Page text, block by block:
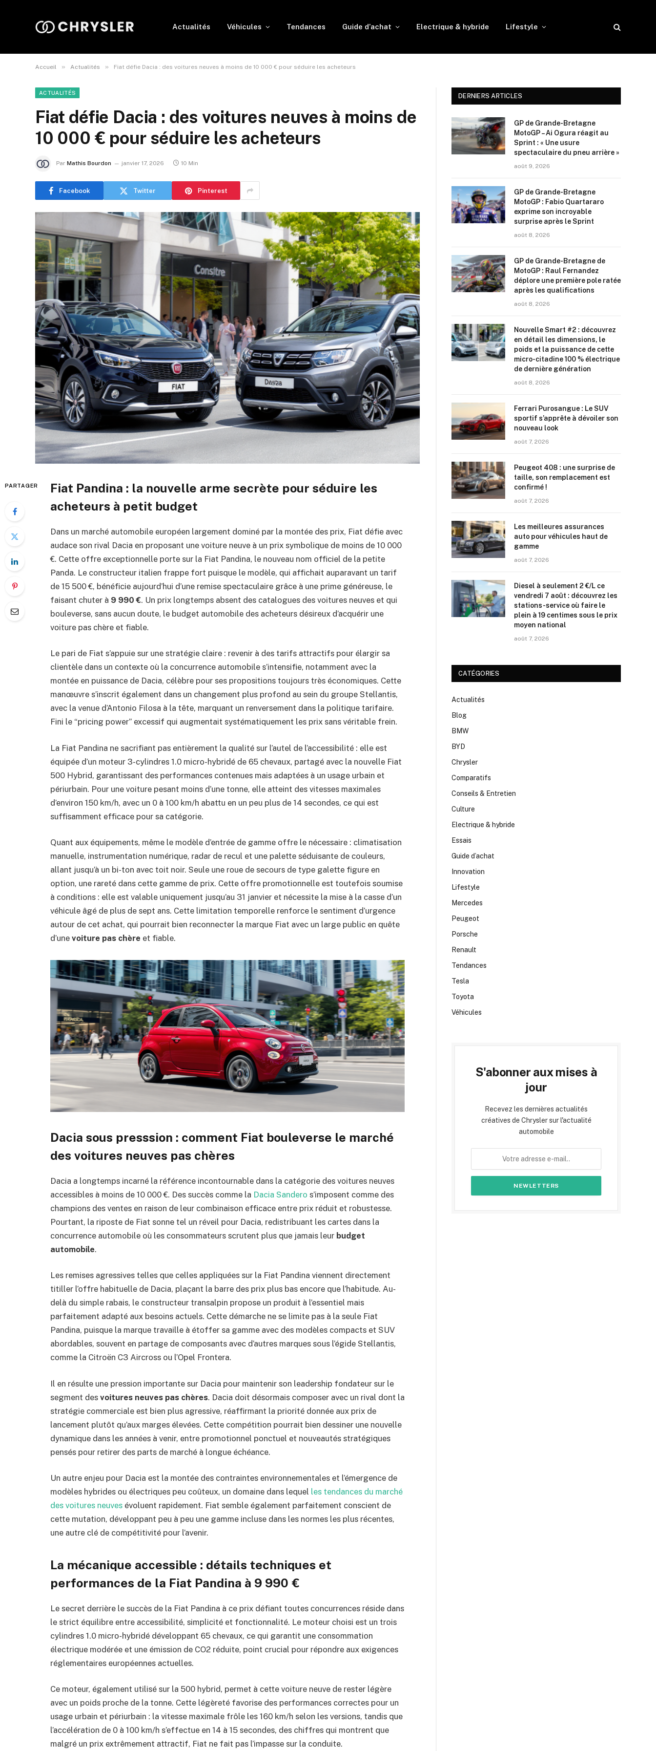
Actualités Véhicules Tendances Guide d’achat Electrique & hybride Lifestyle
Accueil » Actualités » Fiat défie Dacia : des voitures neuves à moins de 10 000 € pour séduire les acheteurs
ACTUALITÉS
Fiat défie Dacia : des voitures neuves à moins de
10 000 € pour séduire les acheteurs
Par Mathis Bourdon janvier 17, 2026 10 Min
Facebook Twitter Pinterest
PARTAGER
Fiat Pandina : la nouvelle arme secrète pour séduire les
acheteurs à petit budget
Dans un marché automobile européen largement dominé par la montée des prix, Fiat défie avec
audace son rival Dacia en proposant une voiture neuve à un prix symbolique de moins de 10 000
€. Cette offre exceptionnelle porte sur la Fiat Pandina, le nouveau nom officiel de la petite
Panda. Le constructeur italien frappe fort puisque le modèle, qui affichait auparavant un tarif
de 15 500 €, bénéficie aujourd’hui d’une remise spectaculaire grâce à une prime généreuse, le
faisant chuter à 9 990 €. Un prix longtemps absent des catalogues des voitures neuves et qui
bouleverse, sans aucun doute, le budget automobile des acheteurs désireux d’acquérir une
voiture pas chère et fiable.
Le pari de Fiat s’appuie sur une stratégie claire : revenir à des tarifs attractifs pour élargir sa
clientèle dans un contexte où la concurrence automobile s’intensifie, notamment avec la
montée en puissance de Dacia, célèbre pour ses propositions toujours très économiques. Cette
manœuvre s’inscrit également dans un changement plus profond au sein du groupe Stellantis,
avec la venue d’Antonio Filosa à la tête, marquant un renversement dans la politique tarifaire.
Fini le “pricing power” excessif qui augmentait systématiquement les prix sans véritable frein.
La Fiat Pandina ne sacrifiant pas entièrement la qualité sur l’autel de l’accessibilité : elle est
équipée d’un moteur 3-cylindres 1.0 micro-hybridé de 65 chevaux, partagé avec la nouvelle Fiat
500 Hybrid, garantissant des performances contenues mais adaptées à un usage urbain et
périurbain. Pour une voiture pesant moins d’une tonne, elle atteint des vitesses maximales
d’environ 150 km/h, avec un 0 à 100 km/h abattu en un peu plus de 14 secondes, ce qui est
suffisamment efficace pour sa catégorie.
Quant aux équipements, même le modèle d’entrée de gamme offre le nécessaire : climatisation
manuelle, instrumentation numérique, radar de recul et une palette séduisante de couleurs,
allant jusqu’à un bi-ton avec toit noir. Seule une roue de secours de type galette figure en
option, une rareté dans cette gamme de prix. Cette offre promotionnelle est toutefois soumise
à conditions : elle est valable uniquement jusqu’au 31 janvier et nécessite la mise à la casse d’un
véhicule âgé de plus de sept ans. Cette limitation temporelle renforce le sentiment d’urgence
autour de cet achat, qui pourrait bien reconnecter la marque Fiat avec un large public en quête
d’une voiture pas chère et fiable.
Dacia sous presssion : comment Fiat bouleverse le marché
des voitures neuves pas chères
Dacia a longtemps incarné la référence incontournable dans la catégorie des voitures neuves
accessibles à moins de 10 000 €. Des succès comme la Dacia Sandero s’imposent comme des
champions des ventes en raison de leur combinaison efficace entre prix réduit et robustesse.
Pourtant, la riposte de Fiat sonne tel un réveil pour Dacia, redistribuant les cartes dans la
concurrence automobile où les consommateurs scrutent plus que jamais leur budget
automobile.
Les remises agressives telles que celles appliquées sur la Fiat Pandina viennent directement
titiller l’offre habituelle de Dacia, plaçant la barre des prix plus bas encore que l’habitude. Au-
delà du simple rabais, le constructeur transalpin propose un produit à l’essentiel mais
parfaitement adapté aux besoins actuels. Cette démarche ne se limite pas à la seule Fiat
Pandina, puisque la marque travaille à étoffer sa gamme avec des modèles compacts et SUV
abordables, souvent en partage de composants avec d’autres marques sous l’égide Stellantis,
comme la Citroën C3 Aircross ou l’Opel Frontera.
Il en résulte une pression importante sur Dacia pour maintenir son leadership fondateur sur le
segment des voitures neuves pas chères. Dacia doit désormais composer avec un rival dont la
stratégie commerciale est bien plus agressive, réaffirmant la priorité donnée aux prix de
lancement plutôt qu’aux marges élevées. Cette compétition pourrait bien dessiner une nouvelle
dynamique dans les années à venir, entre promotionnel ponctuel et nouveautés stratégiques
pensés pour retirer des parts de marché à longue échéance.
Un autre enjeu pour Dacia est la montée des contraintes environnementales et l’émergence de
modèles hybrides ou électriques peu coûteux, un domaine dans lequel les tendances du marché
des voitures neuves évoluent rapidement. Fiat semble également parfaitement conscient de
cette mutation, développant peu à peu une gamme incluse dans les normes les plus récentes,
une autre clé de compétitivité pour l’avenir.
La mécanique accessible : détails techniques et
performances de la Fiat Pandina à 9 990 €
Le secret derrière le succès de la Fiat Pandina à ce prix défiant toutes concurrences réside dans
le strict équilibre entre accessibilité, simplicité et fonctionnalité. Le moteur choisi est un trois
cylindres 1.0 micro-hybridé développant 65 chevaux, ce qui garantit une consommation
électrique modérée et une émission de CO2 réduite, point crucial pour répondre aux exigences
réglementaires européennes actuelles.
Ce moteur, également utilisé sur la 500 hybrid, permet à cette voiture neuve de rester légère
avec un poids proche de la tonne. Cette légèreté favorise des performances correctes pour un
usage urbain et périurbain : la vitesse maximale frôle les 160 km/h selon les versions, tandis que
l’accélération de 0 à 100 km/h s’effectue en 14 à 15 secondes, des chiffres qui montrent que
malgré un prix extrêmement attractif, Fiat ne fait pas l’impasse sur la conduite.
DERNIERS ARTICLES
GP de Grande-Bretagne
MotoGP – Ai Ogura réagit au
Sprint : « Une usure
spectaculaire du pneu arrière »
août 9, 2026
GP de Grande-Bretagne
MotoGP : Fabio Quartararo
exprime son incroyable
surprise après le Sprint
août 8, 2026
GP de Grande-Bretagne de
MotoGP : Raul Fernandez
déplore une première pole ratée
après les qualifications
août 8, 2026
Nouvelle Smart #2 : découvrez
en détail les dimensions, le
poids et la puissance de cette
micro-citadine 100 % électrique
de dernière génération
août 8, 2026
Ferrari Purosangue : Le SUV
sportif s’apprête à dévoiler son
nouveau look
août 7, 2026
Peugeot 408 : une surprise de
taille, son remplacement est
confirmé !
août 7, 2026
Les meilleures assurances
auto pour véhicules haut de
gamme
août 7, 2026
Diesel à seulement 2 €/L ce
vendredi 7 août : découvrez les
stations-service où faire le
plein à 19 centimes sous le prix
moyen national
août 7, 2026
CATÉGORIES
Actualités
Blog
BMW
BYD
Chrysler
Comparatifs
Conseils & Entretien
Culture
Electrique & hybride
Essais
Guide d’achat
Innovation
Lifestyle
Mercedes
Peugeot
Porsche
Renault
Tendances
Tesla
Toyota
Véhicules
S'abonner aux mises à
jour
Recevez les dernières actualités
créatives de Chrysler sur l'actualité
automobile